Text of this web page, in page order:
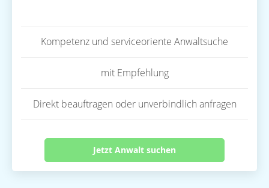
Kompetenz und serviceoriente Anwaltsuche
mit Empfehlung
Direkt beauftragen oder unverbindlich anfragen
Jetzt Anwalt suchen